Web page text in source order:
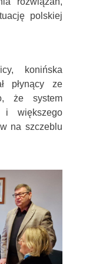
polskiej
konińska
płynący ze
że system
i większego
na szczeblu